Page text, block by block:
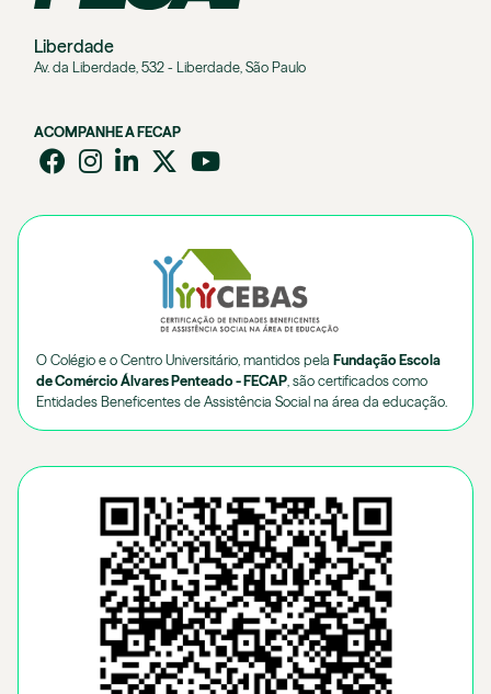
Liberdade
Av. da Liberdade, 532 - Liberdade, São Paulo
ACOMPANHE A FECAP
O Colégio e o Centro Universitário, mantidos pela Fundação Escola
de Comércio Álvares Penteado - FECAP , são certificados como
Entidades Beneficentes de Assistência Social na área da educação.